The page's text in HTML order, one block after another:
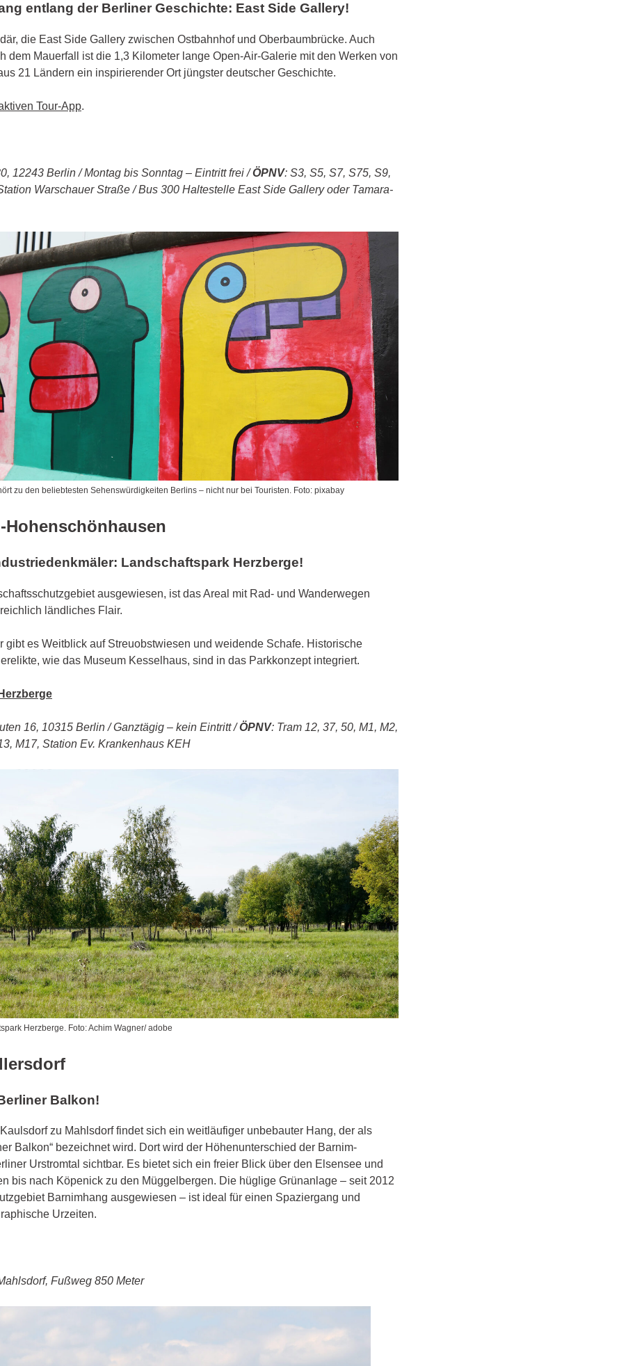
entlang der Berliner Geschichte: East Side Gallery!
die East Side Gallery zwischen Ostbahnhof und Oberbaumbrücke. Auch
dem Mauerfall ist die 1,3 Kilometer lange Open-Air-Galerie mit den Werken von
21 Ländern ein inspirierender Ort jüngster deutscher Geschichte.
Tour-App.
12243 Berlin / Montag bis Sonntag – Eintritt frei /ÖPNV: S3, S5, S7, S75, S9,
Warschauer Straße / Bus 300 Haltestelle East Side Gallery oder Tamara-
zu den beliebtesten Sehenswürdigkeiten Berlins – nicht nur bei Touristen. Foto: pixabay
Landschaftspark Herzberge!
ausgewiesen, ist das Areal mit Rad- und Wanderwegen
ländliches Flair.
gibt es Weitblick auf Streuobstwiesen und weidende Schafe. Historische
wie das Museum Kesselhaus, sind in das Parkkonzept integriert.
16, 10315 Berlin / Ganztägig – kein Eintritt /ÖPNV: Tram 12, 37, 50, M1, M2,
M17, Station Ev. Krankenhaus KEH
Herzberge. Foto: Achim Wagner/ adobe
Balkon!
zu Mahlsdorf findet sich ein weitläufiger unbebauter Hang, der als
Balkon“ bezeichnet wird. Dort wird der Höhenunterschied der Barnim-
Urstromtal sichtbar. Es bietet sich ein freier Blick über den Elsensee und
bis nach Köpenick zu den Müggelbergen. Die hüglige Grünanlage – seit 2012
Barnimhang ausgewiesen – ist ideal für einen Spaziergang und
Urzeiten.
Fußweg 850 Meter